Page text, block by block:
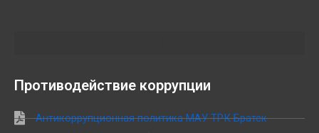
Противодействие коррупции
Антикоррупционная политика МАУ ТРК Братск